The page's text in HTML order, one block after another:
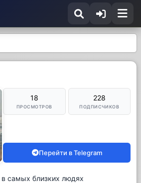
18
ПРОСМОТРОВ
228
ПОДПИСЧИКОВ
Перейти в Telegram
самых близких людях